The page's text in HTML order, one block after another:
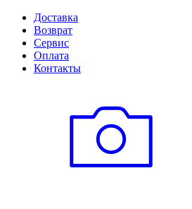
Доставка
Возврат
Сервис
Оплата
Контакты